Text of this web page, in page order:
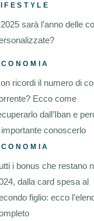
sarà l’anno delle
ricordi il numero di
Ecco come
dall’Iban e
conoscerlo
i bonus che restano
dalla card spesa al
figlio: ecco